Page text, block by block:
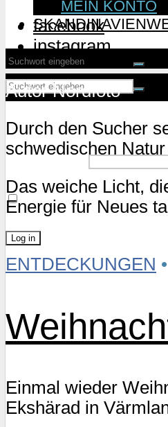
facebook
instagram
Username or Email
Password
Remember Me
Lost Password?
MEIN KONTO
Autor Nordfoto
Durch den Sucher
schwedischen
Das weiche Licht,
Energie für Neues
ENTDECKUNGEN •
Einmal wieder
Ekshärad in